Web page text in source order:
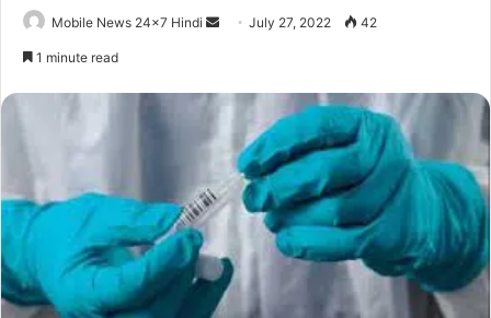
Mobile News 24x7 Hindi
SendJuly 27, 2022 42
1 minute read